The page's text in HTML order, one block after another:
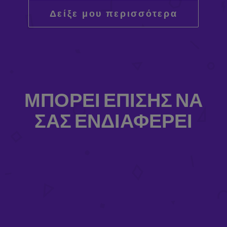
Δείξε μου περισσότερα
ΜΠΟΡΕΊ ΕΠΊΣΗΣ ΝΑ
ΣΑΣ ΕΝΔΙΑΦΈΡΕΙ